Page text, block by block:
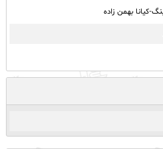
کیانا بهمن زاده